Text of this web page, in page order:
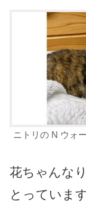
ニトリの N ウォ
花ちゃんな
とっています